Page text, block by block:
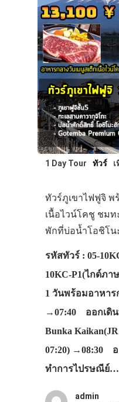
1 Day Tour ทัวร์
ทัวร์ภูเขาไฟฟูจิ พ
เนื้อไวน์โคชู ชมท
พักที่บ่อน้ำโอชิโน
รหัสทัวร์ : 05-
10KC-P1(ไกด์ภ
1 วันพร้อมอาหาร
→07:40 ออกเดิน
Bunka
07:20) →08:30
ทำการไปรษณีย์…
admin